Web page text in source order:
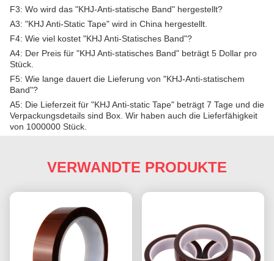
F3: Wo wird das "KHJ-Anti-statische Band" hergestellt?
A3: "KHJ Anti-Static Tape" wird in China hergestellt.
F4: Wie viel kostet "KHJ Anti-Statisches Band"?
A4: Der Preis für "KHJ Anti-statisches Band" beträgt 5 Dollar pro
Stück.
F5: Wie lange dauert die Lieferung von "KHJ-Anti-statischem
Band"?
A5: Die Lieferzeit für "KHJ Anti-static Tape" beträgt 7 Tage und die
Verpackungsdetails sind Box. Wir haben auch die Lieferfähigkeit
von 1000000 Stück.
VERWANDTE PRODUKTE